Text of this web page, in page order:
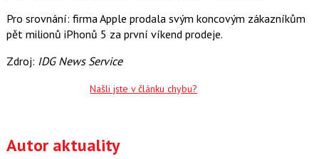
Pro srovnání: firma Apple prodala svým koncovým zákazníkům
pět milionů iPhonů 5 za první víkend prodeje.
Zdroj: IDG News Service
Našli jste v článku chybu?
Autor aktuality